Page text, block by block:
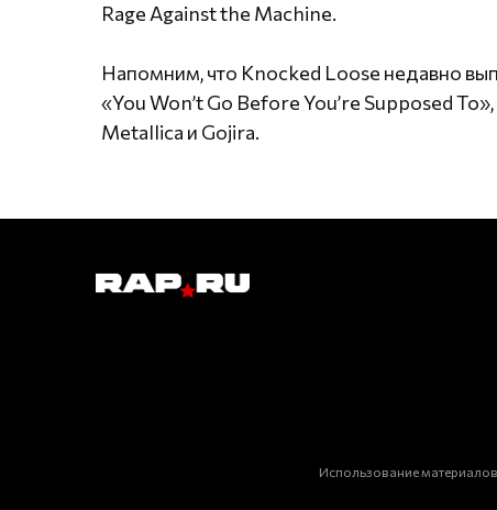
Rage Against the Machine.
Напомним, что Knocked Loose недавно
«You Won’t Go Before You’re Supposed
Metallica и Gojira.
Использование